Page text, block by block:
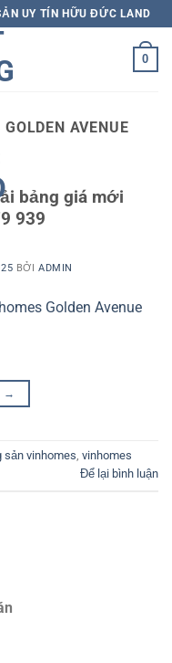
UY TÍN HỮU ĐỨC LAND
0
AVENUE
bảng giá mới
939
BỞI ADMIN
→
sản vinhomes vinhomes
Để lại bình luận